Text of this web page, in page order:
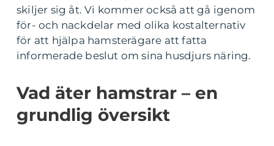
skiljer sig åt. Vi kommer också att gå igenom
för- och nackdelar med olika kostalternativ
för att hjälpa hamsterägare att fatta
informerade beslut om sina husdjurs näring.
Vad äter hamstrar – en
grundlig översikt